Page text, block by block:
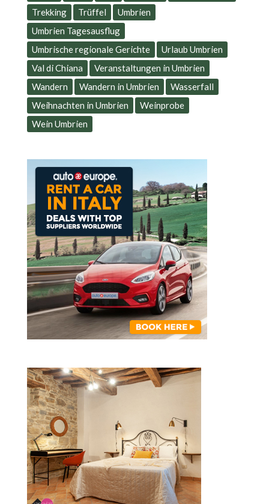
Trekking Trüffel
Umbrien
Umbrien Tagesausflug
Umbrische regionale Gerichte
Urlaub Umbrien
Val di Chiana
Veranstaltungen in Umbrien
Wandern
Wandern in Umbrien
Wasserfall
Weihnachten in Umbrien
Weinprobe
Wein Umbrien